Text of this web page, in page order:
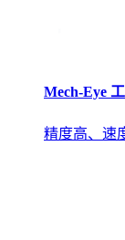
Mech-Eye
精度高、速